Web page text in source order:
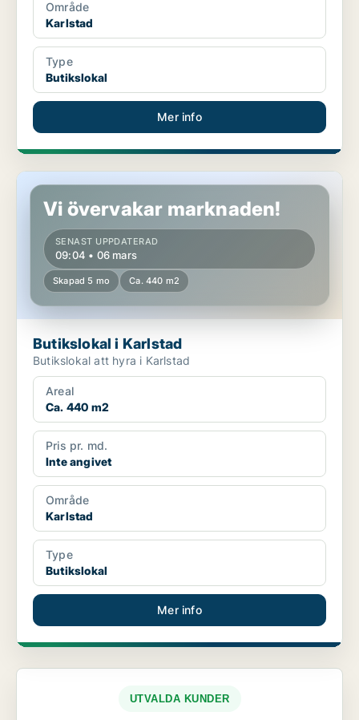
Område
Karlstad
Type
Butikslokal
Mer info
Butikslokal i Karlstad
Vi övervakar marknaden!
SENAST UPPDATERAD
09:04 • 06 mars
Skapad 5 mo Ca. 440 m2
Butikslokal i Karlstad
Butikslokal att hyra i Karlstad
Areal
Ca. 440 m2
Pris pr. md.
Inte angivet
Område
Karlstad
Type
Butikslokal
Mer info
UTVALDA KUNDER